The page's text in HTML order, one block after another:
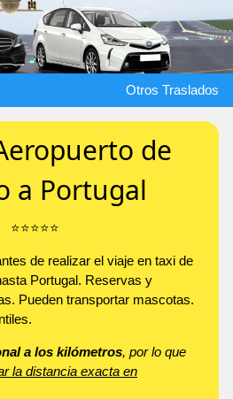
Otros Traslados
de
a Portugal
⭐️⭐️⭐️⭐️⭐️
de realizar el viaje en taxi de
Portugal. Reservas y
Pueden transportar mascotas.
a los kilómetros, por lo que
la distancia exacta en